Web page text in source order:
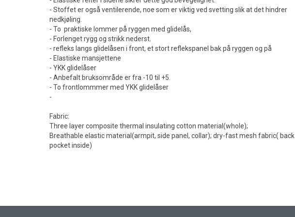
- Stoffet er også ventilerende, noe som er viktig ved svetting slik at det hindrer
nedkjøling.
- To praktiske lommer på ryggen med glidelås,
- Forlenget rygg og strikk nederst.
- refleks langs glidelåsen i front, et stort reflekspanel bak på ryggen og på
- Elastiske mansjettene
- YKK glidelåser
- Anbefalt bruksområde er fra -10 til +5.
- To frontlommmer med YKK glidelåser
-
Fabric:
Three layer composite thermal insulating cotton material(whole);
Breathable elastic material(armpit, side panel, collar); dry-fast mesh fabric( back
pocket inside)